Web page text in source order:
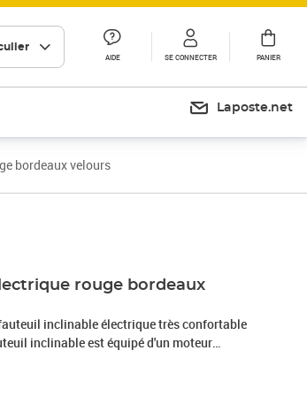
AIDE SE CONNECTER PANIER
Laposte.net
bordeaux velours
rouge bordeaux
inclinable électrique très confortable
inclinable est équipé d'un moteur
3 positions d'inclinaison et vous